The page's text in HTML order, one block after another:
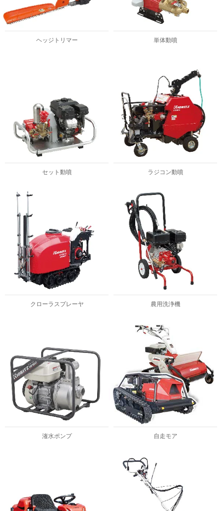
ヘッジトリマー 単体動噴
セット動噴 ラジコン動噴
クローラスプレーヤ 農用洗浄機
潅水ポンプ 自走モア